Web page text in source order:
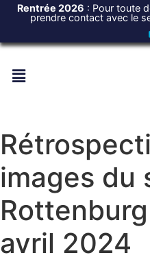
Rentrée 2026 : Pour toute
prendre contact avec le
images du
avril 2024